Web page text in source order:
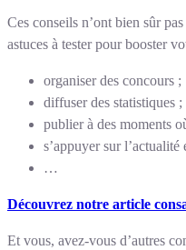
Ces conseils n’ont bien sûr
astuces à tester pour booster
organiser des concours ;
diffuser des statistiques ;
publier à des moments
s’appuyer sur l’actualité
…
Découvrez notre article
Et vous, avez-vous d’autres